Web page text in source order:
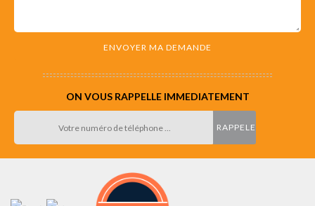
ON VOUS RAPPELLE IMMEDIATEMENT